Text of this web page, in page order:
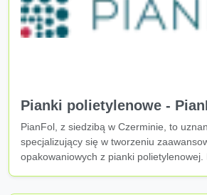
Pianki polietylenowe -
PianFol, z siedzibą w Czerminie, to
specjalizujący się w tworzeniu
opakowaniowych z pianki polietylenowej.